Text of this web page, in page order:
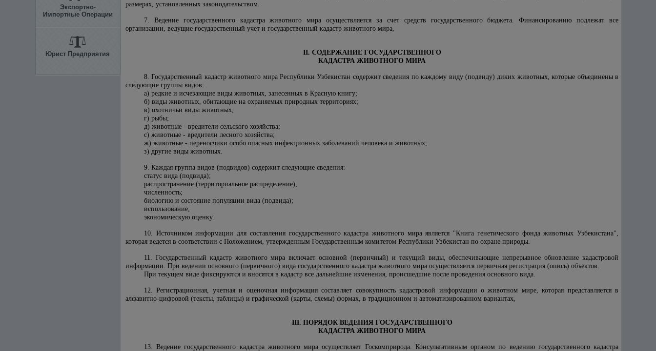
Экспортно-
Импортные Операции
Юрист Предприятия
размерах, установленных законодательством.
7. Ведение государственного кадастра животного мира осуществляется за счет средств государственного бюджета. Финансированию подлежат все
организации, ведущие государственный учет и государственный кадастр животного мира,
II. СОДЕРЖАНИЕ ГОСУДАРСТВЕННОГО
КАДАСТРА ЖИВОТНОГО МИРА
8. Государственный кадастр животного мира Республики Узбекистан содержит сведения по каждому виду (подвиду) диких животных, которые объединены в
следующие группы видов:
а) редкие и исчезающие виды животных, занесенных в Красную книгу;
б) виды животных, обитающие на охраняемых природных территориях;
в) охотничьи виды животных;
г) рыбы;
д) животные - вредители сельского хозяйства;
с) животные - вредители лесного хозяйства;
ж) животные - переносчики особо опасных инфекционных заболеваний человека и животных;
з) другие виды животных.
9. Каждая группа видов (подвидов) содержит следующие сведения:
статус вида (подвида);
распространение (территориальное распределение);
численность;
биологию и состояние популяции вида (подвида);
использование;
экономическую оценку.
10. Источником информации для составления государственного кадастра животного мира является "Книга генетического фонда животных Узбекистана",
которая ведется в соответствии с Положением, утвержденным Государственным комитетом Республики Узбекистан по охране природы.
11. Государственный кадастр животного мира включает основной (первичный) и текущий виды, обеспечивающие непрерывное обновление кадастровой
информации. При ведении основного (первичного) вида государственного кадастра животного мира осуществляется первичная регистрация (опись) объектов.
При текущем виде фиксируются и вносятся в кадастр все дальнейшие изменения, происшедшие после проведения основного вида.
12. Регистрационная, учетная и оценочная информация составляет совокупность кадастровой информации о животном мире, которая представляется в
алфавитно-цифровой (тексты, таблицы) и графической (карты, схемы) формах, в традиционном и автоматизированном вариантах,
III. ПОРЯДОК ВЕДЕНИЯ ГОСУДАРСТВЕННОГО
КАДАСТРА ЖИВОТНОГО МИРА
13. Ведение государственного кадастра животного мира осуществляет Госкомприрода. Консультативным органом по ведению государственного кадастра